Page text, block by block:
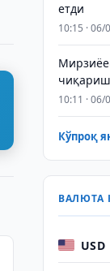
етди
10:15 · 06/
10:11 · 06/
Кўпроқ
ВАЛЮТА
USD